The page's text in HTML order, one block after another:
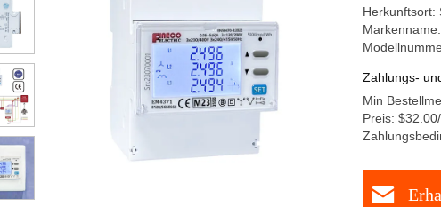
Herkunftsort:
Zahlungs-
Min
Preis: